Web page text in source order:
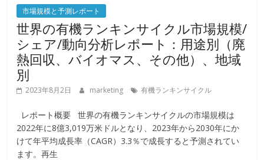
市場規模と予測レポート
世界の有機ランキンサイクル市場規模/
シェア/動向分析レポート：用途別（廃
熱回収、バイオマス、その他）、地域
別
2023年8月2日 marketing 有機ランキンサイクル
レポート概要 世界の有機ランキンサイクルの市場規模は
2022年に8億3,019万米ドルとなり、2023年から2030年にか
けて年平均成長率（CAGR）3.3％で成長すると予測されてい
ます。再生